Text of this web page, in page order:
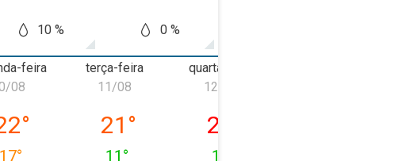
10 % 0 %
feira
segunda-feira, 10/08
08
°
17°
terça-feira
terça-feira, 11/08
11/08
21 °
11 °
quarta-feira
12/08
25
10